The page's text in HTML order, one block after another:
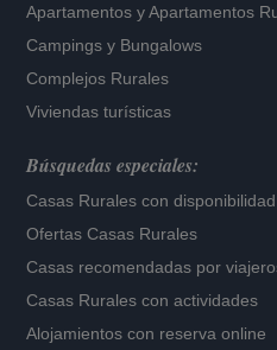
Apartamentos yApartamentos
Campings y Bungalows
Complejos Rurales
Viviendas turísticas
Búsquedas especiales:
Casas Rurales con disponibilidad
Ofertas Casas Rurales
Casas recomendadas por
Casas Rurales con actividades
Alojamientos con reserva online